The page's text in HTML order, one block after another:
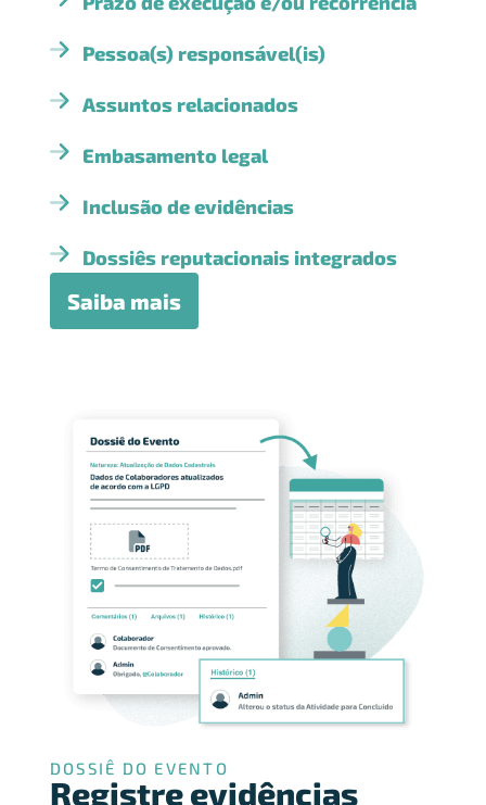
Pessoa(s) responsável(is)
Assuntos relacionados
Embasamento legal
Inclusão de evidências
Dossiês reputacionais integrados
Saiba mais
DOSSIÊ DO EVENTO
Registre evidências